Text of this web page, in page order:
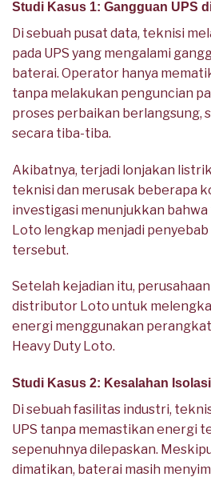
Studi Kasus 1: Gangguan UPS
Di sebuah pusat data, teknisi
pada UPS yang mengalami
baterai. Operator hanya
tanpa melakukan penguncian
proses perbaikan berlangsung,
secara tiba-tiba.
Akibatnya, terjadi lonjakan
teknisi dan merusak beberapa
investigasi menunjukkan bahwa
Loto lengkap menjadi penyebab
tersebut.
Setelah kejadian itu,
distributor Loto untuk
energi menggunakan
Heavy Duty Loto.
Studi Kasus 2: Kesalahan
Di sebuah fasilitas industri,
UPS tanpa memastikan energi
sepenuhnya dilepaskan.
dimatikan, baterai masih